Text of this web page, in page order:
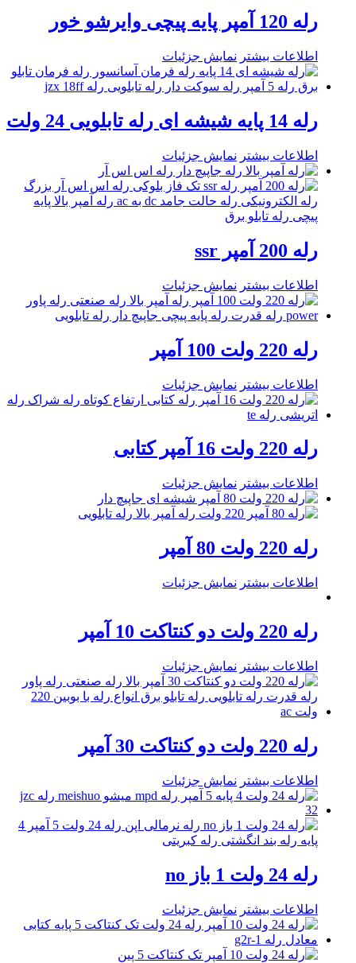
رله 120 آمپر پایه پیچی وایرشو خور
اطلاعات بیشتر نمایش جزئیات
رله 14 پایه شیشه ای رله تابلویی 24 ولت
اطلاعات بیشتر نمایش جزئیات
رله 200 آمپر ssr
اطلاعات بیشتر نمایش جزئیات
رله 220 ولت 100 آمپر
اطلاعات بیشتر نمایش جزئیات
رله 220 ولت 16 آمپر کتابی
اطلاعات بیشتر نمایش جزئیات
رله 220 ولت 80 آمپر
اطلاعات بیشتر نمایش جزئیات
رله 220 ولت دو کنتاکت 10 آمپر
اطلاعات بیشتر نمایش جزئیات
رله 220 ولت دو کنتاکت 30 آمپر
اطلاعات بیشتر نمایش جزئیات
رله 24 ولت 1 باز no
اطلاعات بیشتر نمایش جزئیات